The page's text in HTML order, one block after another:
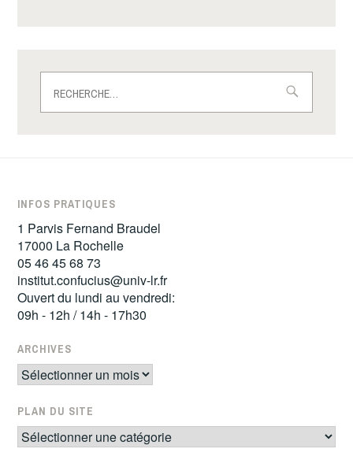
INFOS PRATIQUES
1 Parvis Fernand Braudel
17000 La Rochelle
05 46 45 68 73
institut.confucius@univ-lr.fr
Ouvert du lundi au vendredi:
09h - 12h / 14h - 17h30
ARCHIVES
Archives
PLAN DU SITE
Plan
du